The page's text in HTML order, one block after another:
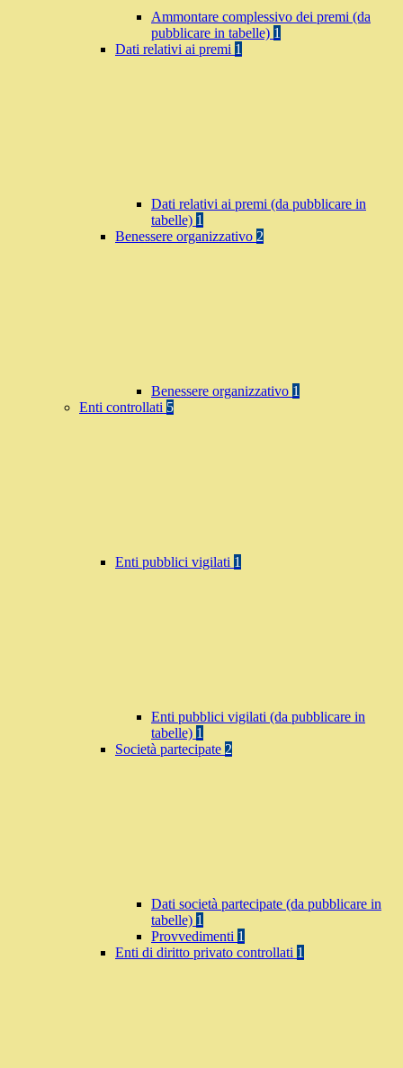
Ammontare complessivo dei premi (da
pubblicare in tabelle) 1
Dati relativi ai premi 1
Dati relativi ai premi (da pubblicare in
tabelle) 1
Benessere organizzativo 2
Benessere organizzativo 1
Enti controllati 5
Enti pubblici vigilati 1
Enti pubblici vigilati (da pubblicare in
tabelle) 1
Società partecipate 2
Dati società partecipate (da pubblicare in
tabelle) 1
Provvedimenti 1
Enti di diritto privato controllati 1